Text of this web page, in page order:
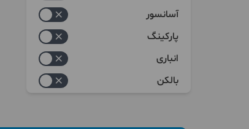
آسانسور
پارکینگ
انباری
بالکن